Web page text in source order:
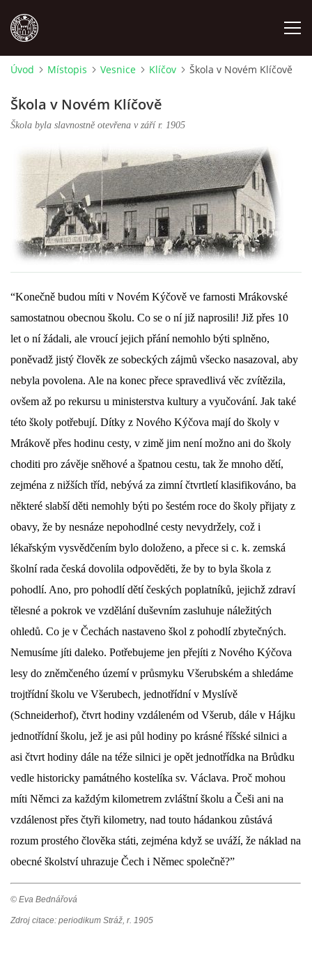
NÁRODOPIS
OSOBNOSTI
OSTATNÍ
ODKAZY
O NÁS
DŮL NA SLÍDU (NA KOLE)
Kontakt:
tel. 773 916 275
info@domdej.cz
--------------------------------------------------------------
Tento projekt je realizován za finanční podpory
města Domažlice.
© 2026 eStránky.cz Aktualizováno: 17. 7. 2026 |Nahoru ↑
Úvod Místopis Vesnice Klíčov Škola v Novém Klíčově
Škola v Novém Klíčově
Škola byla slavnostně otevřena v září r. 1905
“Konečně budou míti v Novém Kýčově ve farnosti Mrákovské
samostatnou obecnou školu. Co se o ní již naprosili! Již přes 10
let o ní žádali, ale vroucí jejich přání nemohlo býti splněno,
poněvadž jistý člověk ze sobeckých zájmů všecko nasazoval, aby
nebyla povolena. Ale na konec přece spravedlivá věc zvítězila,
ovšem až po rekursu u ministerstva kultury a vyučování. Jak také
této školy potřebují. Dítky z Nového Kýčova mají do školy v
Mrákově přes hodinu cesty, v zimě jim nenímožno ani do školy
choditi pro závěje sněhové a špatnou cestu, tak že mnoho dětí,
zejména z nižších tříd, nebývá za zimní čtvrtletí klasifikováno, ba
některé slabší děti nemohly býti po šestém roce do školy přijaty z
obavy, že by nesnáze nepohodlné cesty nevydržely, což i
lékařským vysvědčením bylo doloženo, a přece si c. k. zemská
školní rada česká dovolila odpověděti, že by to byla škola z
pohodlí. Ano, pro pohodlí dětí českých poplatníků, jejichž zdraví
tělesné a pokrok ve vzdělání duševním zasluhuje náležitých
ohledů. Co je v Čechách nastaveno škol z pohodlí zbytečných.
Nemusíme jíti daleko. Potřebujeme jen přejíti z Nového Kýčova
lesy do zněmčeného území v průsmyku Všerubském a shledáme
trojtřídní školu ve Všerubech, jednotřídní v Myslívě
(Schneiderhof), čtvrt hodiny vzdáleném od Všerub, dále v Hájku
jednotřídní školu, jež je asi půl hodiny po krásné říšské silnici a
asi čtvrt hodiny dále na téže silnici je opět jednotřídka na Brůdku
vedle historicky památného kostelíka sv. Václava. Proč mohou
míti Němci za každým kilometrem zvláštní školu a Češi ani na
vzdálenost přes čtyři kilometry, nad touto hádankou zůstává
rozum prostého člověka státi, zejména když se uváží, že náklad na
obecné školství uhrazuje Čech i Němec společně?”
© Eva Bednářová
Zdroj citace: periodikum Stráž, r. 1905